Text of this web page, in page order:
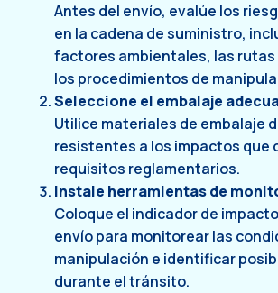
Antes del envío, evalúe los
en la cadena de suministro,
factores ambientales, las
los procedimientos de
Seleccione el embalaje
Utilice materiales de embalaje
resistentes a los impactos que
requisitos reglamentarios.
Instale herramientas de
Coloque el indicador de
envío para monitorear las
manipulación e identificar
durante el tránsito.